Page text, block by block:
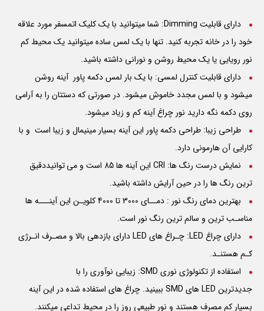
دارای قابلیت Dimming: شما میتوانید با یک کلیک اتمسفر مورد علاقه
خود را در خانه تجربه کنید. تنها با یک لمس ساده میتوانید یک محیط کم
نور رویایی یا یک محیط روشن و نورانی داشته باشید.
دارای قابلیت کنترل لمسی: با یک بار لمس دکمه پاور آینه روشن
میشود و با لمس مجدد خاموش میشود. در صورتی که دستتان را به آرامی
روی دکمه نگه دارید نور چراغ آینه کم و زیاد میشود.
طراحی زیبا: طراحی دکمه پاور این آینه بسیار مینیمال و زیبا است و با
کارایی آن هارمونی دارد.
نمایش درست رنگ ها: CRI
این آینه ها 85 است و می توانیددقیق
ترین رنگ ها را در حین آرایش داشته باشید.
بهترین دمای رنگ نور : دمــای 3000 تا 4000 کلویـن این آینـــه ها
مناسـب ترین و سالم ترین رنگ نور است.
دارای چراغ LED: چـراغ های
LEDدارای بازدهی بالا و مصـرف انـرژی
کـم هستنـد.
استفاده از تکنولوژی نوری SMD: زیبایی نوآوری را با
جدیدترین LEDهای SMD ببینید. چراغ های استفاده شده در این آینه
بسیار کم مصرف هستند و نور طبیعی روز را در محیط تداعی میکنند.